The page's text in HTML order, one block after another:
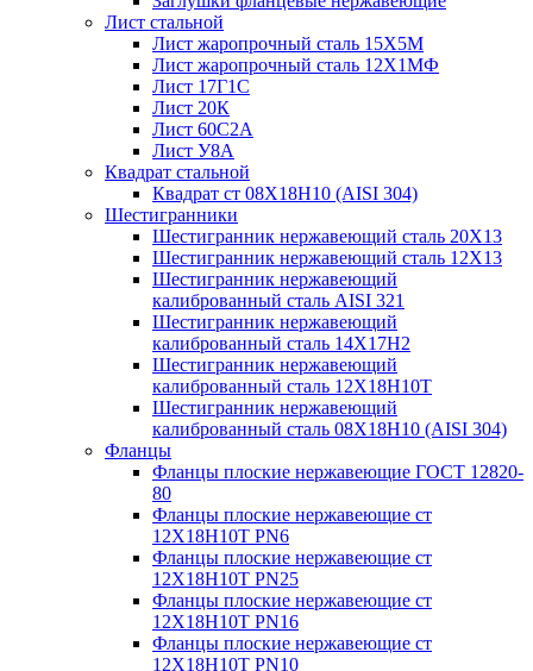
Лист стальной
Лист жаропрочный сталь 15Х5М
Лист жаропрочный сталь 12Х1МФ
Лист 17Г1С
Лист 20К
Лист 60С2А
Лист У8А
Квадрат стальной
Квадрат ст 08Х18Н10 (AISI 304)
Шестигранники
Шестигранник нержавеющий сталь 20Х13
Шестигранник нержавеющий сталь 12Х13
Шестигранник нержавеющий
калиброванный сталь AISI 321
Шестигранник нержавеющий
калиброванный сталь 14Х17Н2
Шестигранник нержавеющий
калиброванный сталь 12Х18Н10Т
Шестигранник нержавеющий
калиброванный сталь 08Х18Н10 (AISI 304)
Фланцы
Фланцы плоские нержавеющие ГОСТ 12820-
80
Фланцы плоские нержавеющие ст
12Х18Н10Т PN6
Фланцы плоские нержавеющие ст
12Х18Н10Т PN25
Фланцы плоские нержавеющие ст
12Х18Н10Т PN16
Фланцы плоские нержавеющие ст
12Х18Н10Т PN10